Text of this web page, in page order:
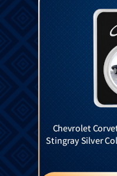
Chevrolet
Stingray Silver